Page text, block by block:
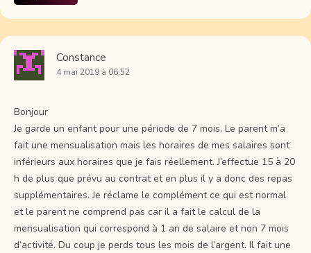
Constance
4 mai 2019 à 06:52
Bonjour
Je garde un enfant pour une période de 7 mois. Le parent m’a
fait une mensualisation mais les horaires de mes salaires sont
inférieurs aux horaires que je fais réellement. J’effectue 15 à 20
h de plus que prévu au contrat et en plus il y a donc des repas
supplémentaires. Je réclame le complément ce qui est normal
et le parent ne comprend pas car il a fait le calcul de la
mensualisation qui correspond à 1 an de salaire et non 7 mois
d’activité. Du coup je perds tous les mois de l’argent. Il fait une